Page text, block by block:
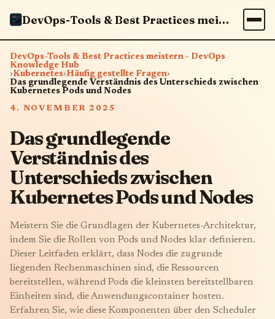
DevOps-Tools & Best Practices meistern - DevOps Knowledge Hub
DevOps-Tools & Best Practices meistern - DevOps
Knowledge Hub
›Kubernetes›Häufig gestellte Fragen›
Das grundlegende Verständnis des Unterschieds zwischen
Kubernetes Pods und Nodes
4. NOVEMBER 2025
Das grundlegende
Verständnis des
Unterschieds zwischen
Kubernetes Pods und Nodes
Meistern Sie die Grundlagen der Kubernetes-Architektur,
indem Sie die Rollen von Pods und Nodes klar definieren.
Dieser Leitfaden erklärt, dass Nodes die zugrunde
liegenden Rechenmaschinen sind, die Ressourcen
bereitstellen, während Pods die kleinsten bereitstellbaren
Einheiten sind, die Anwendungscontainer hosten.
Erfahren Sie, wie diese Komponenten über den Scheduler